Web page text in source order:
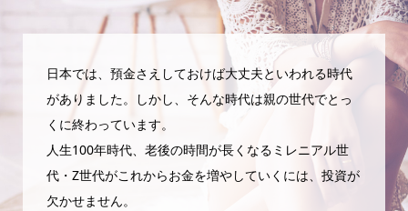
日本では、預金さえしておけば大丈夫といわれる時代
がありました。しかし、そんな時代は親の世代でとっ
くに終わっています。
人生100年時代、老後の時間が長くなるミレニアル世
代・Z世代がこれからお金を増やしていくには、投資が
欠かせません。